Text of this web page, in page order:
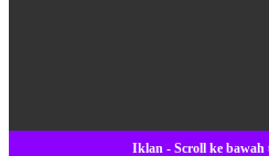
Iklan - Scroll ke